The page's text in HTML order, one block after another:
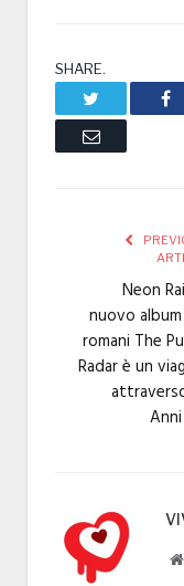
SHARE.
Email
Neon
nuovo
romani The
Radar è un
Anni